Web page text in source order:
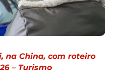
na China, com roteiro
– Turismo